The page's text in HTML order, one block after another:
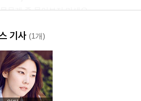
무게 좀 물어보지 마세요
사랑스러운 ‘공자’!
의 홈짐을 소개합니다
gym 나의 운동 친구들
가 독? 나는 약이라고 생각해
’ 말고 ‘엉집녀’가 돼야 하는 이유
기사 (1개)